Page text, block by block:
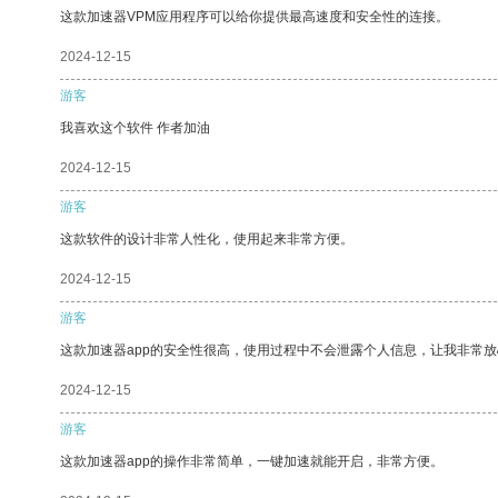
这款加速器VPM应用程序可以给你提供最高速度和安全性的连接。
2024-12-15
游客
我喜欢这个软件 作者加油
2024-12-15
游客
这款软件的设计非常人性化，使用起来非常方便。
2024-12-15
游客
这款加速器app的安全性很高，使用过程中不会泄露个人信息，让我非常
2024-12-15
游客
这款加速器app的操作非常简单，一键加速就能开启，非常方便。